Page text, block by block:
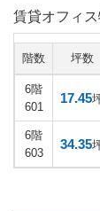
賃貸オフィ
階数 坪数
6階
601
17.45
6階
603
34.35